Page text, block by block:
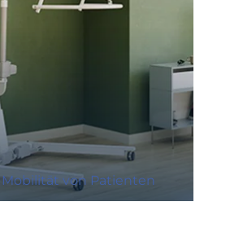
Mobilität von Patienten